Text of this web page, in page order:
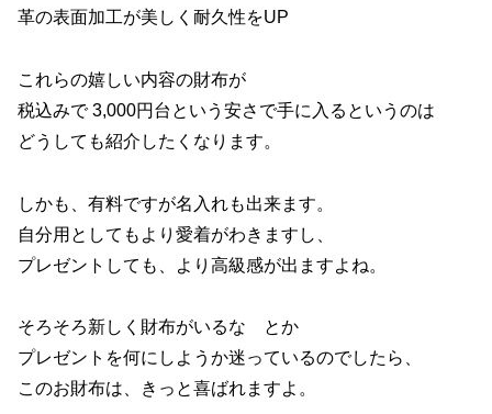
革の表面加工が美しく耐久性をUP
これらの嬉しい内容の財布が
税込みで 3,000円台という安さで手に入るというのは
どうしても紹介したくなります。
しかも、有料ですが名入れも出来ます。
自分用としてもより愛着がわきますし、
プレゼントしても、より高級感が出ますよね。
そろそろ新しく財布がいるな とか
プレゼントを何にしようか迷っているのでしたら、
このお財布は、きっと喜ばれますよ。